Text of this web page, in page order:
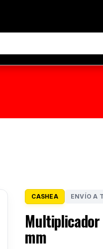
CASHEA ENVÍO A
Multiplicador
mm